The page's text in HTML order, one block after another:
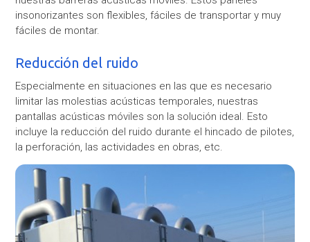
insonorizantes son flexibles, fáciles de transportar y muy
fáciles de montar.
Reducción del ruido
Especialmente en situaciones en las que es necesario
limitar las molestias acústicas temporales, nuestras
pantallas acústicas móviles son la solución ideal. Esto
incluye la reducción del ruido durante el hincado de pilotes,
la perforación, las actividades en obras, etc.